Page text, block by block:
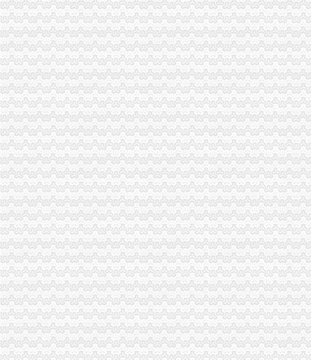
奉节局重庆分公司注销采取四项措施严查食品安全
市代理注销分公司委学习整改活动督查组到市局督查调研
市重庆注销税务局积改进12315指挥调度中心申诉举报功能
梁平局重庆注销税务五项制度确保维权工作到位
市代理注销分公司局全力以赴抓紧食品安全集中检查工作
高新园局分公司营业执照注销高温战酷暑为企业提供优质服务
经开园局重庆分公司注销积开展废旧回收行业专项整
郭翔副局长主持召开全市代办注销分公司煤矿企业整合注册登记工作会
大足局重庆注销分公司干部职工舍去双休日全力投入旱救灾工作
李晞朦副局重庆注销税务长到大足局检查指导工作
高新园局分公司营业执照注销积采取措施支持库区移民工再就业
工商动态
全市代理注销分公司区县局信用信息化岗位大练抽考和竞赛正式开考
北碚局代理注销分公司缙云工商所五项措施推进工商所12315分类监管平台应用
永川区出台实施品牌战略措施
垫江局重庆分公司注销采取一次告知措施提高年检效率
高新区局围绕“三项重点工作、两项突破工作”代办注销分公司谋划2007年工作
巴南局“三个加”代办注销分公司大力实施消费安全放心工程
市重庆注销分公司局高印平副巡视员到渝北局检查指导工作
江北局三项措施达全市重庆注销分公司工商工作会议精
巴南局着力造“三部”重庆注销分公司化办公室工作
国家工商总局市重庆注销税务场司领导到观音桥农贸市场视察工作
市代办注销分公司委副书记邢元敏亲切接见市工商局团总支等全国五四红旗团
全系统2006年消费维权效果明显